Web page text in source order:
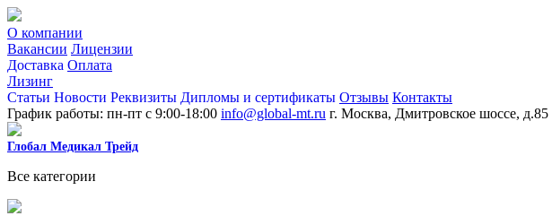
О компании
Вакансии Лицензии
Доставка Оплата
Лизинг
Статьи Новости Реквизиты Дипломы и сертификаты Отзывы Контакты
График работы: пн-пт с 9:00-18:00 info@global-mt.ru г. Москва, Дмитровское шоссе, д.85
Глобал Медикал Трейд
Все категории